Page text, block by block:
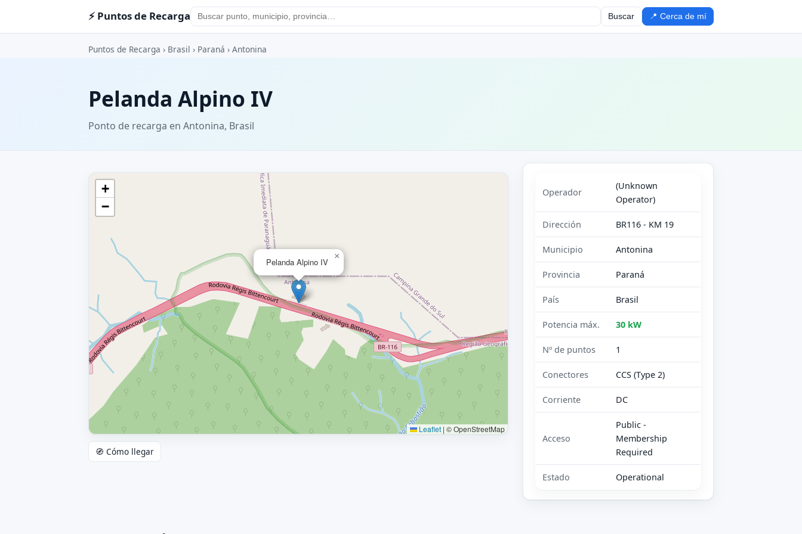
⚡ Puntos de Recarga Buscar 📍 Cerca de mí
Puntos de Recarga › Brasil › Paraná › Antonina
Pelanda Alpino IV
Ponto de recarga en Antonina, Brasil
Pelanda Alpino IV
×
+
−
Leaflet | © OpenStreetMap
🧭 Cómo llegar
Operador
(Unknown
Operator)
Dirección BR116 - KM 19
Municipio Antonina
Provincia Paraná
País Brasil
Potencia máx. 30 kW
Nº de puntos 1
Conectores CCS (Type 2)
Corriente DC
Acceso
Public -
Membership
Required
Estado Operational